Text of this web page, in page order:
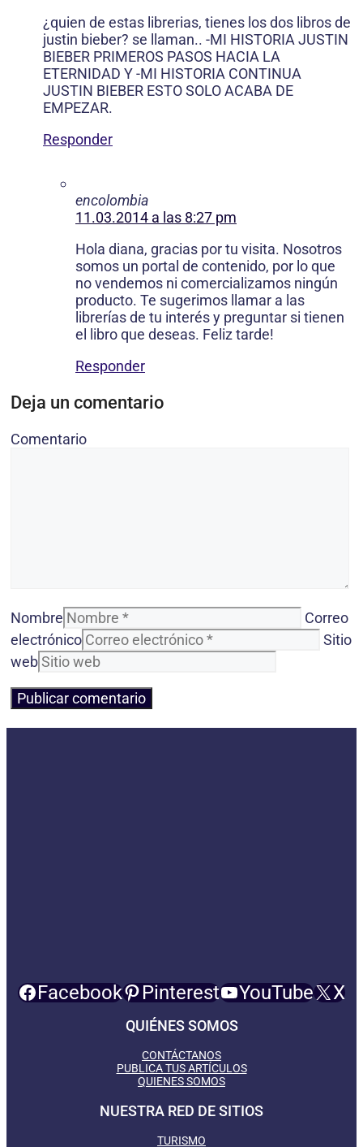
¿quien de estas librerias, tienes los dos libros de
justin bieber? se llaman.. -MI HISTORIA JUSTIN
BIEBER PRIMEROS PASOS HACIA LA
ETERNIDAD Y -MI HISTORIA CONTINUA
JUSTIN BIEBER ESTO SOLO ACABA DE
EMPEZAR.
Responder
encolombia
11.03.2014 a las 8:27 pm
Hola diana, gracias por tu visita. Nosotros
somos un portal de contenido, por lo que
no vendemos ni comercializamos ningún
producto. Te sugerimos llamar a las
librerías de tu interés y preguntar si tienen
el libro que deseas. Feliz tarde!
Responder
Deja un comentario
Comentario
Nombre
Correo
electrónico
Sitio
web
Facebook Pinterest YouTube X
QUIÉNES SOMOS
CONTÁCTANOS
PUBLICA TUS ARTÍCULOS
QUIENES SOMOS
NUESTRA RED DE SITIOS
TURISMO